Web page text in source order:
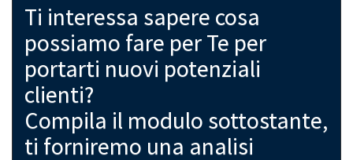
Ti interessa sapere cosa
possiamo fare per Te per
portarti nuovi potenziali
clienti?
Compila il modulo sottostante,
ti forniremo una analisi